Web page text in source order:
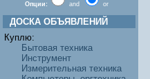
Опции: and or
ДОСКА ОБЪЯВЛЕНИЙ
Куплю:
Бытовая техника
Инструмент
Измерительная техника